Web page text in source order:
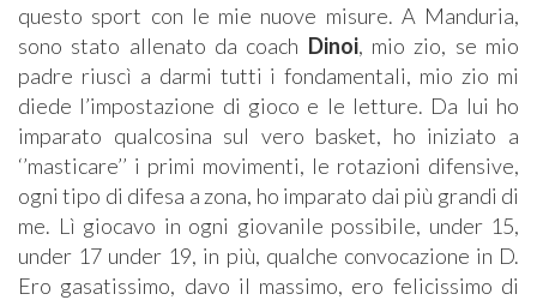
questo sport con le mie nuove misure. A Manduria,
sono stato allenato da coach Dinoi, mio zio, se mio
padre riuscì a darmi tutti i fondamentali, mio zio mi
diede l’impostazione di gioco e le letture. Da lui ho
imparato qualcosina sul vero basket, ho iniziato a
‘’masticare’’ i primi movimenti, le rotazioni difensive,
ogni tipo di difesa a zona, ho imparato dai più grandi di
me. Lì giocavo in ogni giovanile possibile, under 15,
under 17 under 19, in più, qualche convocazione in D.
Ero gasatissimo, davo il massimo, ero felicissimo di